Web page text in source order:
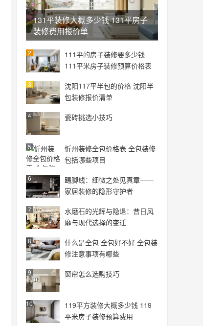
131平装修大概多少钱 131平房子
装修费用报价单
111平的房子装修要多少钱
111平米房子装修预算价格表
2
沈阳117平半包的价格 沈阳半
包装修报价清单
3
瓷砖挑选小技巧
4
忻州装修全包价格表 全包装修
包括哪些项目
5
踢脚线：细微之处见真章——
家居装修的隐形守护者
6
水磨石的光辉与隐退：昔日风
靡与现代选择的变迁
7
什么是全包 全包好不好 全包装
修注意事项有哪些
8
窗帘怎么选购技巧
9
119平方装修大概多少钱 119
平米房子装修预算费用
10